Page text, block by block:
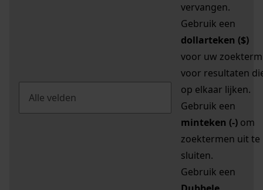
vervangen.
Gebruik een
dollarteken ($)
voor uw zoekterm
voor resultaten
op elkaar lijken.
Gebruik een
minteken (-) om
zoektermen uit te
sluiten.
Gebruik een